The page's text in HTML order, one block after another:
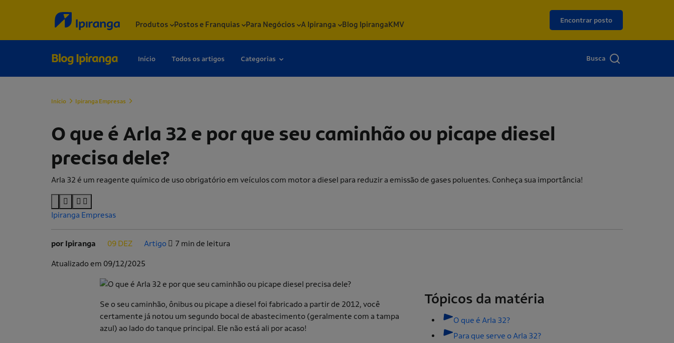
Produtos Postos e Franquias Para Negócios A Ipiranga Blog IpirangaKMV Encontrar posto
Blog Ipiranga Início Todos os artigos Categorias Busca
Início Ipiranga Empresas
O que é Arla 32 e por que seu caminhão ou picape diesel
precisa dele?
Arla 32 é um reagente químico de uso obrigatório em veículos com motor a diesel para reduzir a emissão de gases poluentes. Conheça sua importância!
Ipiranga Empresas
por Ipiranga 09 DEZ Artigo 7 min de leitura
Atualizado em 09/12/2025
Se o seu caminhão, ônibus ou picape a diesel foi fabricado a partir de 2012, você
certamente já notou um segundo bocal de abastecimento (geralmente com a tampa
azul) ao lado do tanque principal. Ele não está ali por acaso!
Tópicos da matéria
O que é Arla 32?
Para que serve o Arla 32?